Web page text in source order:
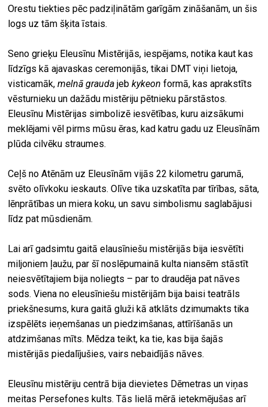
Orestu tiekties pēc padziļinātām garīgām zināšanām, un šis
logs uz tām šķita īstais.
Seno grieķu Eleusīnu Mistērijās, iespējams, notika kaut kas
līdzīgs kā ajavaskas ceremonijās, tikai DMT viņi lietoja,
visticamāk,melnā grauda jebkykeon formā, kas aprakstīts
vēsturnieku un dažādu mistēriju pētnieku pārstāstos.
Eleusīnu Mistērijas simbolizē iesvētības, kuru aizsākumi
meklējami vēl pirms mūsu ēras, kad katru gadu uz Eleusīnām
plūda cilvēku straumes.
Ceļš no Atēnām uz Eleusīnām vijās 22 kilometru garumā,
svēto olīvkoku ieskauts. Olīve tika uzskatīta par tīrības, sāta,
lēnprātības un miera koku, un savu simbolismu saglabājusi
līdz pat mūsdienām.
Lai arī gadsimtu gaitā elausīniešu mistērijās bija iesvētīti
miljoniem ļaužu, par šī noslēpumainā kulta niansēm stāstīt
neiesvētītajiem bija noliegts – par to draudēja pat nāves
sods. Viena no eleusīniešu mistērijām bija baisi teatrāls
priekšnesums, kura gaitā gluži kā atklāts dzimumakts tika
izspēlēts ieņemšanas un piedzimšanas, attīrīšanās un
atdzimšanas mīts. Mēdza teikt, ka tie, kas bija šajās
mistērijās piedalījušies, vairs nebaidījās nāves.
Eleusīnu mistēriju centrā bija dievietes Dēmetras un viņas
meitas Persefones kults. Tās lielā mērā ietekmējušas arī